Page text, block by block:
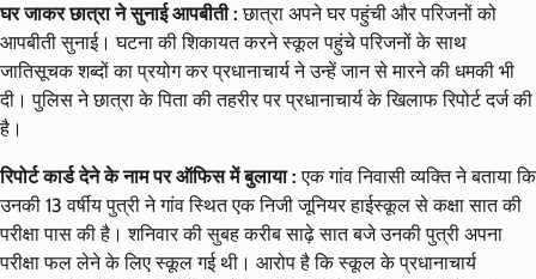
घर जाकर छात्रा ने सुनाई आपबीती :छात्रा अपने घर पहुंची और परिजनों को
आपबीती सुनाई। घटना की शिकायत करने स्कूल पहुंचे परिजनों के साथ
जातिसूचक शब्दों का प्रयोग कर प्रधानाचार्य ने उन्हें जान से मारने की धमकी भी
दी। पुलिस ने छात्रा के पिता की तहरीर पर प्रधानाचार्य के खिलाफ रिपोर्ट दर्ज की
है।
रिपोर्ट कार्ड देने के नाम पर ऑफिस में बुलाया : एक गांव निवासी व्यक्ति ने बताया कि
उनकी 13 वर्षीय पुत्री ने गांव स्थित एक निजी जूनियर हाईस्कूल से कक्षा सात की
परीक्षा पास की है। शनिवार की सुबह करीब साढ़े सात बजे उनकी पुत्री अपना
परीक्षा फल लेने के लिए स्कूल गई थी। आरोप है कि स्कूल के प्रधानाचार्य